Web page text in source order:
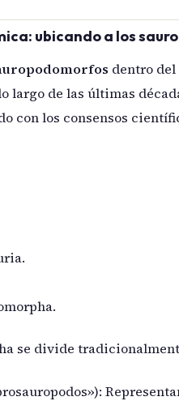
ubicando a los
dentro
largo de las últimas
con los consensos
se divide